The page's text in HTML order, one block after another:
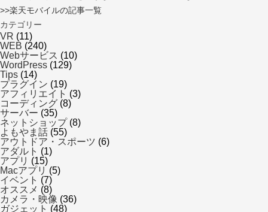
>>楽天モバイルの記事一覧
カテゴリー
VR (11)
WEB (240)
Webサービス (10)
WordPress (129)
Tips (14)
プラグイン (19)
アフィリエイト (3)
コーディング (8)
サーバー (35)
ネットショップ(8)
よもやま話 (55)
アウトドア・スポーツ (6)
アダルト (1)
アプリ (15)
Macアプリ (5)
イベント (7)
オススメ (8)
カメラ・映像 (36)
ガジェット (48)